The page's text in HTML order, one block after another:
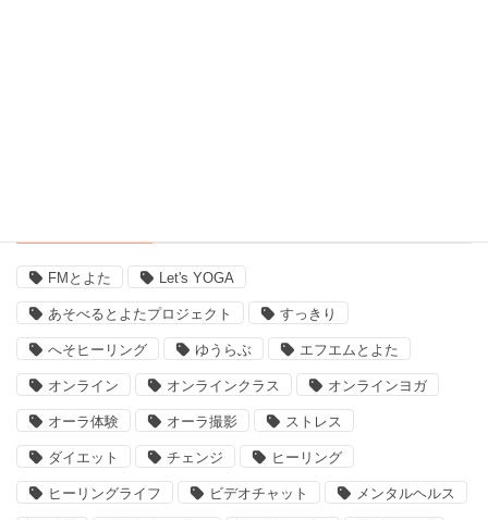
FMとよた Let's YOGA
あそべるとよたプロジェクト すっきり
へそヒーリング ゆうらぶ エフエムとよた
オンライン オンラインクラス オンラインヨガ
オーラ体験 オーラ撮影 ストレス
ダイエット チェンジ ヒーリング
ヒーリングライフ ビデオチャット メンタルヘルス